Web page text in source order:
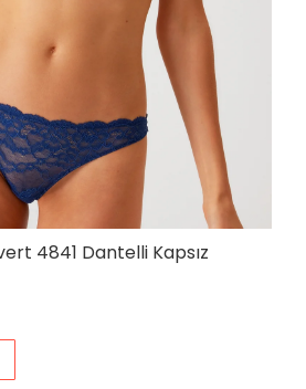
4841 Dantelli Kapsız